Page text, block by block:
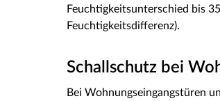
Feuchtigkeitsunterschied bis
Feuchtigkeitsdifferenz).
Schallschutz bei
Bei Wohnungseingangstüren